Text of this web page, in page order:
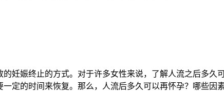
娠终止的方式。对于许多女性来说，了解人流之后多久
定的时间来恢复。那么，人流后多久可以再怀孕？哪些